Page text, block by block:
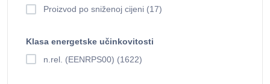
Proizvod po sniženoj cijeni (17)
Klasa energetske učinkovitosti
n.rel. (EENRPS00) (1622)